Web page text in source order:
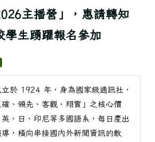
主播營」，惠請轉知
學生踴躍報名參加
立於 1924 年，身為國家級通訊社，
、領先、客觀、翔實」之核心價
、日、印尼等多國語系，每日產出
，橫向串接國內外新聞資訊的散